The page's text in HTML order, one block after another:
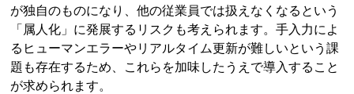
が独自のものになり、他の従業員では扱えなくなるという
「属人化」に発展するリスクも考えられます。手入力によ
るヒューマンエラーやリアルタイム更新が難しいという課
題も存在するため、これらを加味したうえで導入すること
が求められます。